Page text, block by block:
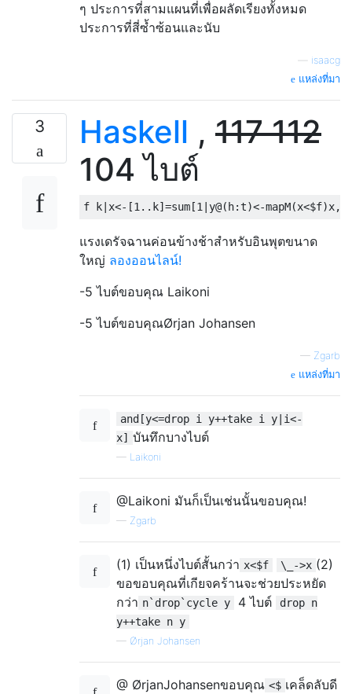
ๆ ประการที่สามแผนที่เพื่อผลัดเรียงทั้งหมด
ประการที่สี่ซ้ำซ้อนและนับ
isaacg
แหล่งที่มา
3 Haskell , 117 112
104 ไบต์
f k x<-[1.. k]=sum [1 y@( h:t)<-mapM(x<$f)x,
แรงเดรัจฉานค่อนข้างช้าสำหรับอินพุตขนาด
ใหญ่ ลองออนไลน์!
-5 ไบต์ขอบคุณ Laikoni
-5 ไบต์ขอบคุณØrjan Johansen
— Zgarb
แหล่งที่มา
and[y<=drop i y++take i y|i<-
x] บันทึกบางไบต์
— Laikoni
@Laikoni มันก็เป็นเช่นนั้นขอบคุณ!
— Zgarb
(1) เป็นหนึ่งไบต์สั้นกว่า x<$f \_->x (2)
ขอขอบคุณที่เกียจคร้านจะช่วยประหยัด
กว่า n`drop`cycle y 4 ไบต์
drop n
y++take n y
— Ørjan Johansen
@ ØrjanJohansenขอบคุณ <$ เคล็ดลับดี